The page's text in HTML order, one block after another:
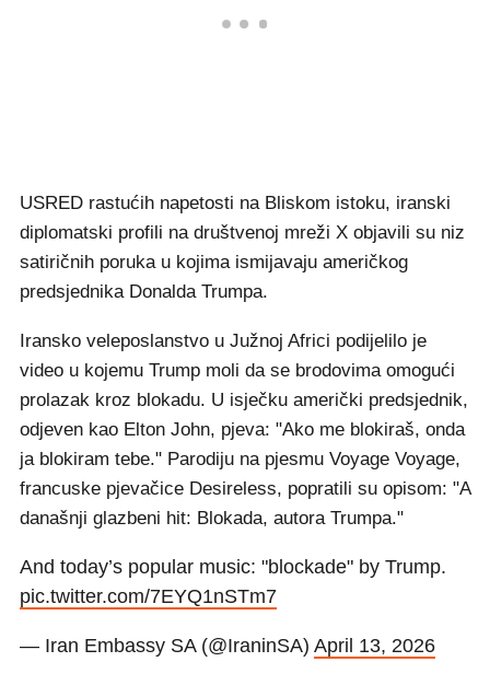
USRED rastućih napetosti na Bliskom istoku, iranski
diplomatski profili na društvenoj mreži X objavili su niz
satiričnih poruka u kojima ismijavaju američkog
predsjednika Donalda Trumpa.
Iransko veleposlanstvo u Južnoj Africi podijelilo je
video u kojemu Trump moli da se brodovima omogući
prolazak kroz blokadu. U isječku američki predsjednik,
odjeven kao Elton John, pjeva: "Ako me blokiraš, onda
ja blokiram tebe." Parodiju na pjesmu Voyage Voyage,
francuske pjevačice Desireless, popratili su opisom: "A
današnji glazbeni hit: Blokada, autora Trumpa."
And today’s popular music: "blockade" by Trump.
pic.twitter.com/7EYQ1nSTm7
— Iran Embassy SA (@IraninSA) April 13, 2026